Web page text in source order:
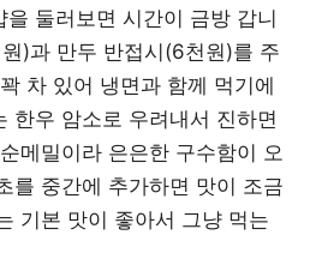
둘러보면 시간이 금방 갑니
)과 만두 반접시(6천원)를 주
차 있어 냉면과 함께 먹기에
한우 암소로 우려내서 진하면
메밀이라 은은한 구수함이 오
를 중간에 추가하면 맛이 조금
기본 맛이 좋아서 그냥 먹는